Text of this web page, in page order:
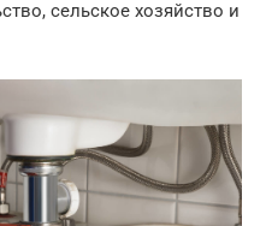
сельское хозяйство и